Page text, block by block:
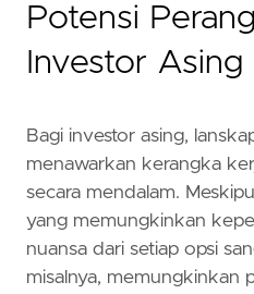
Potensi
Investor Asing
Bagi investor asing,
menawarkan kerangka
secara mendalam.
yang memungkinkan
nuansa dari setiap opsi
misalnya, memungkinkan